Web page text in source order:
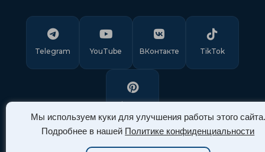
Мы используем куки для улучшения работы этого сайта.
Подробнее в нашей Политике конфиденциальности
Telegram YouTube ВКонтакте TikTok
Pinterest